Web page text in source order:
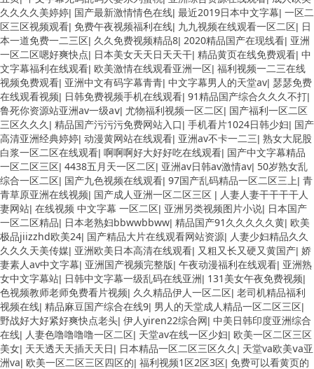
久久久久美婷婷| 国产最新激情情色在线| 最近2019日本中文字幕| 一区二
区三区视频观看| 免费午夜视频福利在线| 九九视频在线观看一区二区| 日
本一道免费一二三区| 久久免费视频精品8| 2020精品国产在现线看| 亚洲
一区二区嗯好爽快点| 日本美女天天日天天干| 精品黄页在线免费观看| 中
文字幕福利在线观看| 欧美激情在线观看亚洲一区| 福利视频一二三在线
视频免费观看| 亚洲中文有码字幕青青| 中文字幕男人的天堂av| 瑟瑟免费
在线观看视频| 日韩免费视频手机在线观看| 91精品国产综合久久久不打|
鲁死你资源站亚洲av一级aⅴ| 尤物福利视频一区二区| 国产福利一区二区
三区久久久| 精品国产污污污免费网站入口| 手机看片1024日韩少妇| 国产
高清亚洲经典婷婷| 动漫黄网站在线观看| 亚洲av不卡一二三| 熟女大屁股
白浆一区二区在线观看| 啊啊啊好大好好吃在线观看| 国产中文字幕精品
一区二区三区| 4438五月天一区二区| 亚洲av日韩av激情av| 50岁熟女乱
综合一区二区| 国产九色视频在线观看| 97国产乱码精品一区二区三上| 青
青草原亚洲在线视频| 国产成人亚洲一区二区三区 | 人妻人妻干干干干人
妻网站| 在线视频 中文字幕 一区二区| 亚洲另类视频图片小说| 日本国产
一区二区精品| 日本老熟妇bbwwbbww| 精品国产91久久久久久黄| 欧美
极品jiizzhd欧美24| 国产精品大片在线观看网站资源| 人妻少妇精品久久
久久久天美传媒| 亚洲欧美日本高清在线观看| 又粗又长又硬又黄国产| 娇
妻素人av中文字幕| 亚洲国产视频完整版| 午夜动漫福利在线观看| 亚洲熟
女中文字幕站| 日韩中文字幕一级乱码在线亚洲| 131美女午夜免费视频|
色视频教师老师免费看片视频| 久久精品伊人一区二区| 老司机精品福利
视频在线| 精品麻豆国产综合在线9| 男人的天堂成人精品一区二区三区|
野战好大好紧好爽快点老头| 伊人yiren22综合网| 中美日韩印度亚洲综合
在线| 人妻色噜噜噜噜一区二区| 天堂av在线一区少妇| 欧美一区二区三区
美女| 天天透天天插天天日| 日本精品一区二区三区久久| 天堂va欧美ⅴa亚
洲va| 欧美一区二区三区四区的| 福利视频1区2区3区| 免费可以看黄页的